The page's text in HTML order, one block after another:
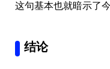
这句基本也就暗示了今
结论